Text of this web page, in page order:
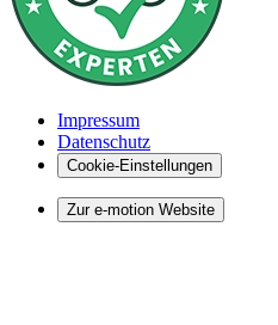
Impressum
Datenschutz
Cookie-Einstellungen
Zur e-motion Website